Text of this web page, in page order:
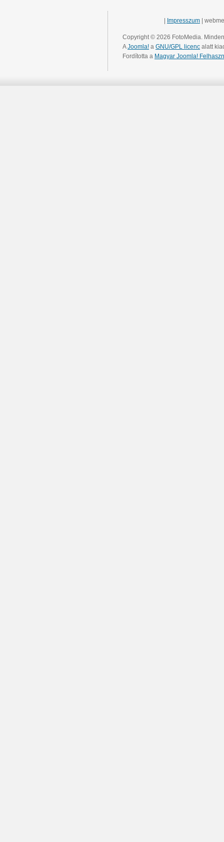
Impresszum |
Copyright © 2026 FotoMedia.
AJoomla! a GNU/GPL licenc alatt
Fordította a Magyar Joomla!